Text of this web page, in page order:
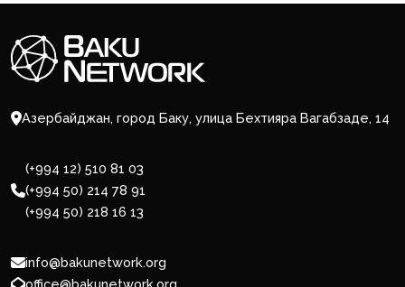
Азербайджан, город Баку, улица Бехтияра Вагабзаде, 14
(+994 12) 510 81 03
(+994 50) 214 78 91
(+994 50) 218 16 13
info@bakunetwork.org